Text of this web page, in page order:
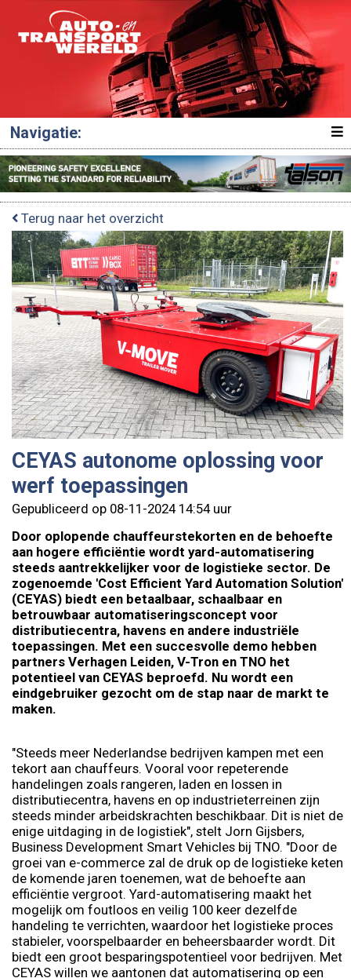
Navigatie:
Terug naar het overzicht
CEYAS autonome oplossing voor
werf toepassingen
Gepubliceerd op 08-11-2024 14:54 uur
Door oplopende chauffeurstekorten en de behoefte
aan hogere efficiëntie wordt yard-automatisering
steeds aantrekkelijker voor de logistieke sector. De
zogenoemde 'Cost Efficient Yard Automation Solution'
(CEYAS) biedt een betaalbaar, schaalbaar en
betrouwbaar automatiseringsconcept voor
distributiecentra, havens en andere industriële
toepassingen. Met een succesvolle demo hebben
partners Verhagen Leiden, V-Tron en TNO het
potentieel van CEYAS beproefd. Nu wordt een
eindgebruiker gezocht om de stap naar de markt te
maken.
"Steeds meer Nederlandse bedrijven kampen met een
tekort aan chauffeurs. Vooral voor repeterende
handelingen zoals rangeren, laden en lossen in
distributiecentra, havens en op industrieterreinen zijn
steeds minder arbeidskrachten beschikbaar. Dit is niet de
enige uitdaging in de logistiek", stelt Jorn Gijsbers,
Business Development Smart Vehicles bij TNO. "Door de
groei van e-commerce zal de druk op de logistieke keten
de komende jaren toenemen, wat de behoefte aan
efficiëntie vergroot. Yard-automatisering maakt het
mogelijk om foutloos en veilig 100 keer dezelfde
handeling te verrichten, waardoor het logistieke proces
stabieler, voorspelbaarder en beheersbaarder wordt. Dit
biedt een groot besparingspotentieel voor bedrijven. Met
CEYAS willen we aantonen dat automatisering op een